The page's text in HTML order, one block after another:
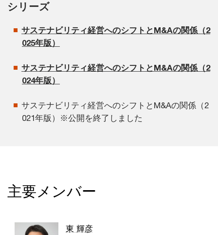
シリーズ
サステナビリティ経営へのシフトとM&Aの関係（2
025年版）
サステナビリティ経営へのシフトとM&Aの関係（2
024年版）
サステナビリティ経営へのシフトとM&Aの関係（2
021年版）※公開を終了しました
主要メンバー
東 輝彦